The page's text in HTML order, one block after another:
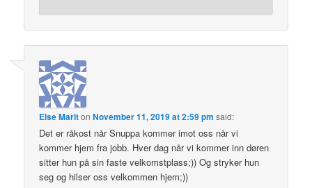
Else MaritonNovember 11, 2019 at 2:59 pm said:
Det er råkost når Snuppa kommer imot oss når vi
kommer hjem fra jobb. Hver dag når vi kommer inn døren
sitter hun på sin faste velkomstplass;)) Og stryker hun
seg og hilser oss velkommen hjem;))